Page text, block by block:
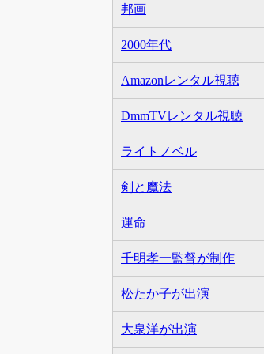
邦画
2000年代
Amazonレンタル視聴
DmmTVレンタル視聴
ライトノベル
剣と魔法
運命
千明孝一監督が制作
松たか子が出演
大泉洋が出演